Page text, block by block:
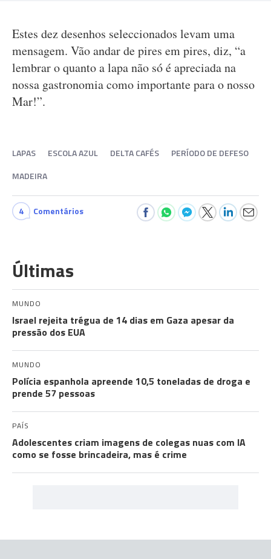
Estes dez desenhos seleccionados levam uma
mensagem. Vão andar de pires em pires, diz, “a
lembrar o quanto a lapa não só é apreciada na
nossa gastronomia como importante para o nosso
Mar!”.
LAPAS ESCOLA AZUL DELTA CAFÉS
PERÍODO DE DEFESO
MADEIRA
4 Comentários
Últimas
MUNDO
Israel rejeita trégua de 14 dias em Gaza apesar da
pressão dos EUA
MUNDO
Polícia espanhola apreende 10,5 toneladas de droga e
prende 57 pessoas
PAÍS
Adolescentes criam imagens de colegas nuas com IA
como se fosse brincadeira, mas é crime